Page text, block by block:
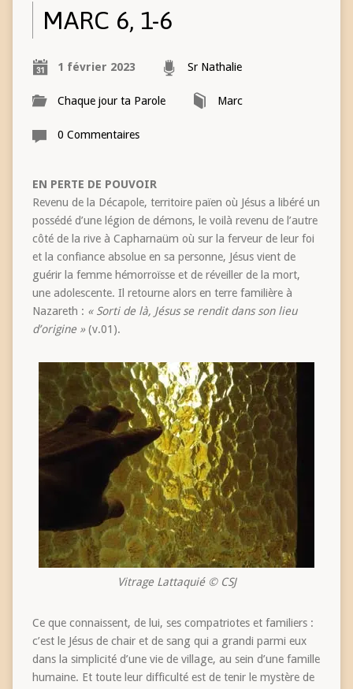
MARC 6, 1-6
1 février 2023 Sr Nathalie
Chaque jour ta Parole Marc
0 Commentaires
EN PERTE DE POUVOIR
Revenu de la Décapole, territoire païen où Jésus a libéré un
possédé d’une légion de démons, le voilà revenu de l’autre
côté de la rive à Capharnaüm où sur la ferveur de leur foi
et la confiance absolue en sa personne, Jésus vient de
guérir la femme hémorroïsse et de réveiller de la mort,
une adolescente. Il retourne alors en terre familière à
Nazareth : « Sorti de là, Jésus se rendit dans son lieu
d’origine »(v.01).
Vitrage Lattaquié © CSJ
Ce que connaissent, de lui, ses compatriotes et familiers :
c’est le Jésus de chair et de sang qui a grandi parmi eux
dans la simplicité d’une vie de village, au sein d’une famille
humaine. Et toute leur difficulté est de tenir le mystère de